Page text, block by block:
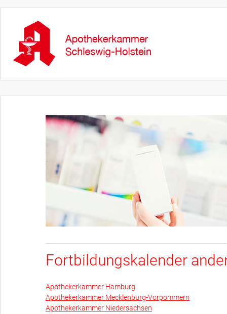
Fortbildungskalender
Apothekerkammer Hamburg
Apothekerkammer Mecklenburg-Vorpommern
Apothekerkammer Niedersachsen